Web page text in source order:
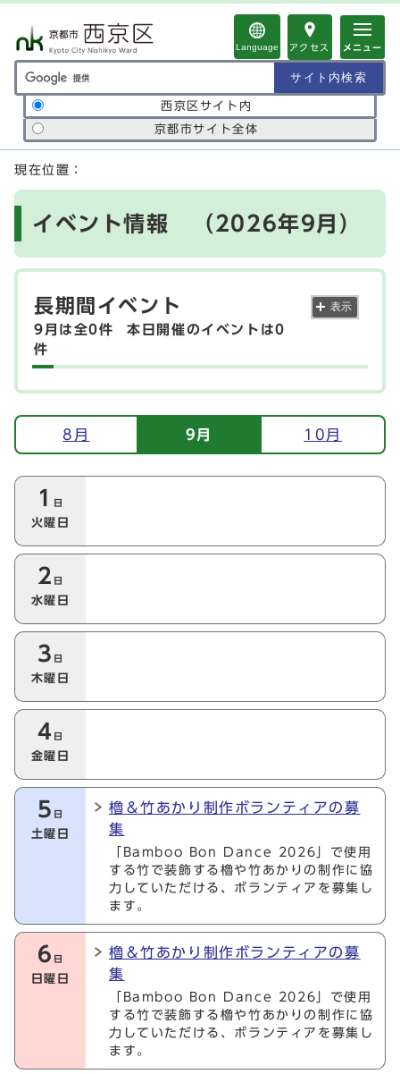
Language アクセス メニュー
サイト内検索の範囲
西京区サイト内
京都市サイト全体
ここから本文です
現在位置：
イベント情報 （2026年9月）
長期間イベント
9月は全0件
本日開催のイベントは0
件
表示
イベント情報
8月 9月 10月
今月の本日以降のイベント
1 日
火曜日
2 日
水曜日
3 日
木曜日
4 日
金曜日
5 日
土曜日
櫓＆竹あかり制作ボランティアの募
集
「Bamboo Bon Dance 2026」で使用
する竹で装飾する櫓や竹あかりの制作に協
力していただける、ボランティアを募集し
ます。
6 日
日曜日
櫓＆竹あかり制作ボランティアの募
集
「Bamboo Bon Dance 2026」で使用
する竹で装飾する櫓や竹あかりの制作に協
力していただける、ボランティアを募集し
ます。